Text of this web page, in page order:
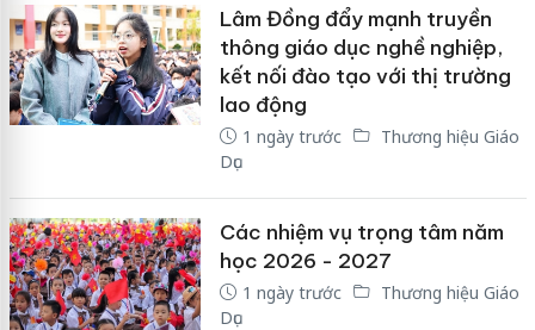
Lâm Đồng đẩy mạnh truyền
thông giáo dục nghề nghiệp,
kết nối đào tạo với thị trường
lao động
1 ngày trước
Thương hiệu Giáo
Dục
Các nhiệm vụ trọng tâm năm
học 2026 - 2027
1 ngày trước
Thương hiệu Giáo
Dục